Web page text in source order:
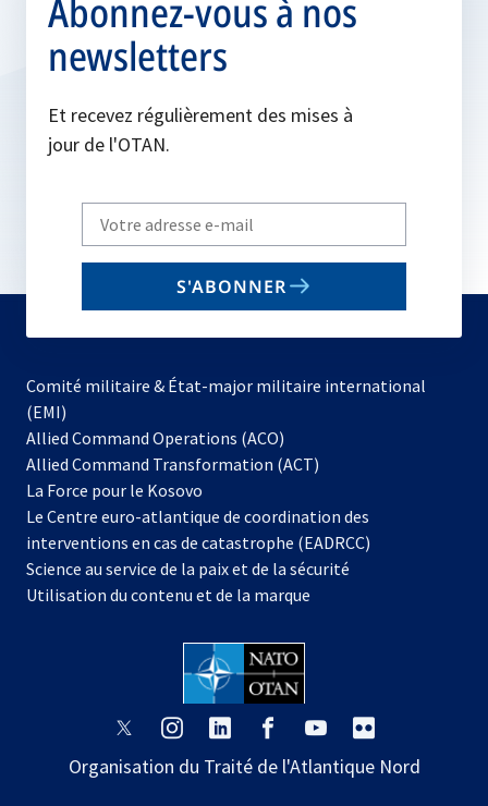
Abonnez-vous à nos
newsletters
Et recevez régulièrement des mises à
jour de l'OTAN.
Write
your
email
S'ABONNER
Comité militaire & État-major militaire international
(EMI)
Allied Command Operations (ACO)
dans
nouvel
onglet
Allied Command Transformation (ACT)
La Force pour le Kosovo
dans
un
nouvel
onglet
Le Centre euro-atlantique de coordination des
interventions en cas de catastrophe (EADRCC)
Science au service de la paix et de la sécurité
Utilisation du contenu et de la marque
s’ouvre
un
s’ouvre
un
s’ouvre
un
s’ouvre
un
s’ouvre
un
un
Organisation du Traité de l'Atlantique Nord